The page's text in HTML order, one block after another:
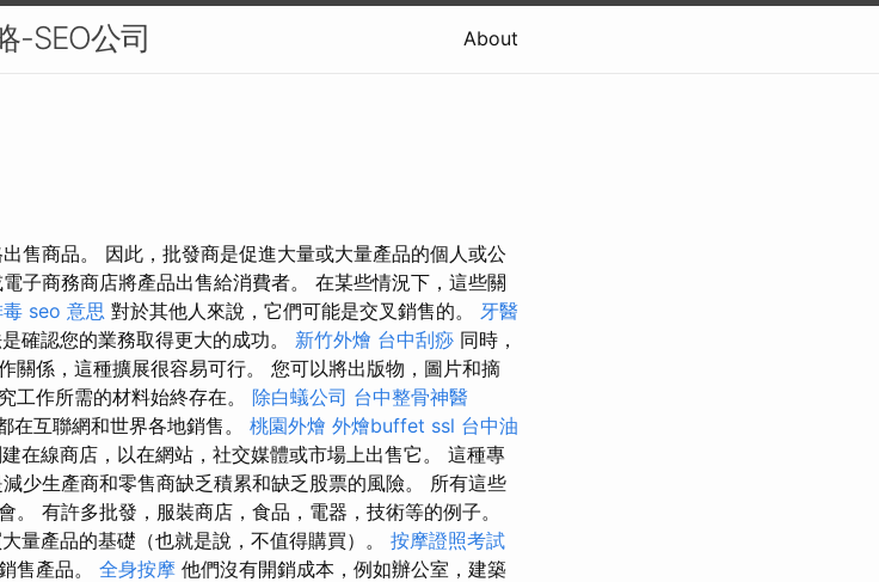
-SEO公司 About
售商品。 因此，批發商是促進大量或大量產品的個人或公
子商務商店將產品出售給消費者。 在某些情況下，這些關
seo 意思 對於其他人來說，它們可能是交叉銷售的。 牙醫
確認您的業務取得更大的成功。 新竹外燴 台中刮痧 同時，
關係，這種擴展很容易可行。 您可以將出版物，圖片和摘
工作所需的材料始終存在。 除白蟻公司 台中整骨神醫
在互聯網和世界各地銷售。 桃園外燴 外燴buffet ssl 台中油
在線商店，以在網站，社交媒體或市場上出售它。 這種專
少生產商和零售商缺乏積累和缺乏股票的風險。 所有這些
有許多批發，服裝商店，食品，電器，技術等的例子。
量產品的基礎（也就是說，不值得購買）。 按摩證照考試
售產品。 全身按摩 他們沒有開銷成本，例如辦公室，建築